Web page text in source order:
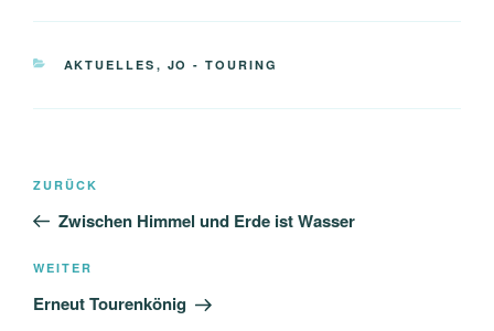
KATEGORIEN
AKTUELLES , JO - TOURING
Beitragsnavigation
Vorheriger
Beitrag
ZURÜCK
Zwischen Himmel und Erde ist Wasser
Nächster
Beitrag
WEITER
Erneut Tourenkönig